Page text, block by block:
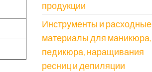
продукции
Инструменты и расходные
материалы для маникюра,
педикюра, наращивания
ресниц и депиляции